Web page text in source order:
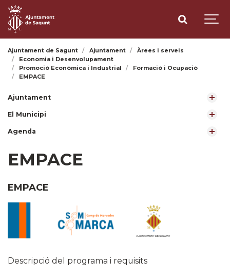
Ajuntament de Sagunt Ajuntament
Àrees i serveis
Economia i Desenvolupament
Promoció Econòmica i Industrial
Formació i Ocupació
EMPACE
Ajuntament
El Municipi
Agenda
EMPACE
EMPACE
Descripció del programa i requisits